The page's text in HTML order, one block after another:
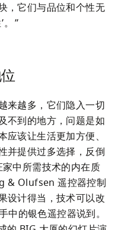
，它们与品位和个性无
。”
来越多，它们隐入一切
不到的地方，问题是如
该让生活更加方便、
并提供过多选择，反倒
中所需技术的内在质
& Olufsen 遥控器控制
计得当，技术可以改
的银色遥控器说到。